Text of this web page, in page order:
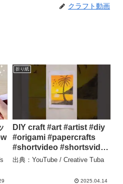
クラフト動画
折り紙
DIY craft #art #artist #diy
#origami #papercrafts
#shortvideo #shortsvideo
#shorts #short #ytshorts
出典：YouTube / Creative Tuba
2025.04.14